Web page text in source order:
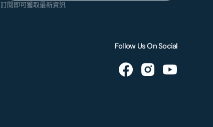
訂閱即可獲取最新資訊
Follow Us On Social